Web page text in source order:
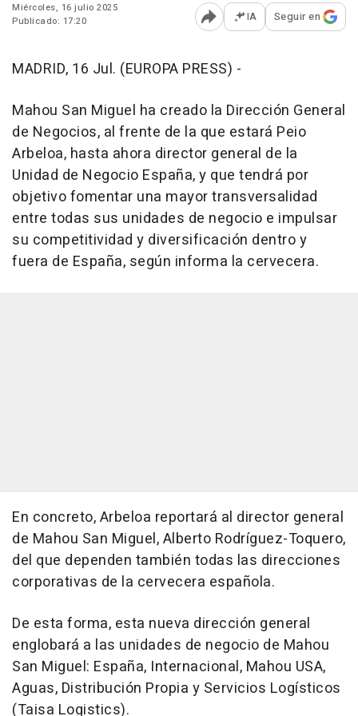
Miércoles, 16 julio 2025
Publicado: 17:20
Abrir opciones para
IA Seguir en
MADRID, 16 Jul. (EUROPA PRESS) -
Mahou San Miguel ha creado la Dirección General
de Negocios, al frente de la que estará Peio
Arbeloa, hasta ahora director general de la
Unidad de Negocio España, y que tendrá por
objetivo fomentar una mayor transversalidad
entre todas sus unidades de negocio e impulsar
su competitividad y diversificación dentro y
fuera de España, según informa la cervecera.
En concreto, Arbeloa reportará al director general
de Mahou San Miguel, Alberto Rodríguez-Toquero,
del que dependen también todas las direcciones
corporativas de la cervecera española.
De esta forma, esta nueva dirección general
englobará a las unidades de negocio de Mahou
San Miguel: España, Internacional, Mahou USA,
Aguas, Distribución Propia y Servicios Logísticos
(Taisa Logistics).